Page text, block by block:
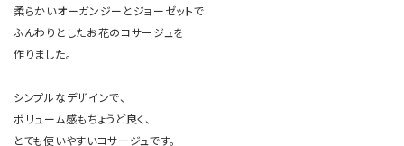
柔らかいオーガンジーとジョーゼットで
ふんわりとしたお花のコサージュを
作りました。
シンプルなデザインで、
ボリューム感もちょうど良く、
とても使いやすいコサージュです。